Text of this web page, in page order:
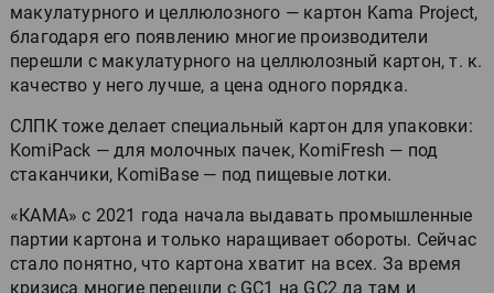
макулатурного и целлюлозного — картон Kama Project,
благодаря его появлению многие производители
перешли с макулатурного на целлюлозный картон, т. к.
качество у него лучше, а цена одного порядка.
СЛПК тоже делает специальный картон для упаковки:
KomiPack — для молочных пачек, KomiFresh — под
стаканчики, KomiBase — под пищевые лотки.
«КАМА» с 2021 года начала выдавать промышленные
партии картона и только наращивает обороты. Сейчас
стало понятно, что картона хватит на всех. За время
кризиса многие перешли с GC1 на GC2 да там и